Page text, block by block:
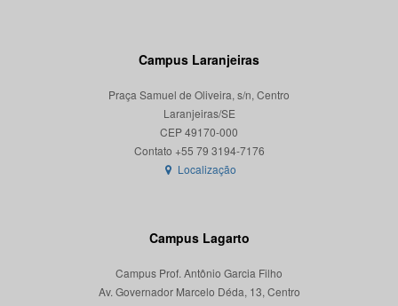
Campus Laranjeiras
Praça Samuel de Oliveira, s/n, Centro
Laranjeiras/SE
CEP 49170-000
Localização
Campus Lagarto
Campus Prof. Antônio Garcia Filho
Av. Governador Marcelo Déda, 13, Centro